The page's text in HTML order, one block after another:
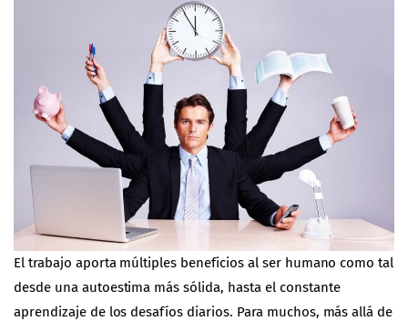
El trabajo aporta múltiples beneficios al ser humano como tal
desde una autoestima más sólida, hasta el constante
aprendizaje de los desafíos diarios. Para muchos, más allá de